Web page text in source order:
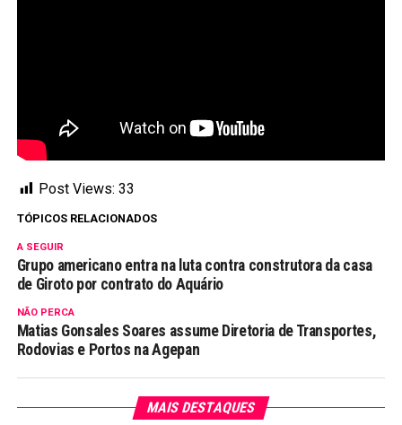
Post Views: 33
TÓPICOS RELACIONADOS
A SEGUIR
Grupo americano entra na luta contra construtora da casa
de Giroto por contrato do Aquário
NÃO PERCA
Matias Gonsales Soares assume Diretoria de Transportes,
Rodovias e Portos na Agepan
MAIS DESTAQUES